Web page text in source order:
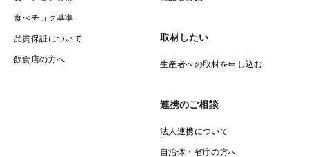
食べチョク基準
品質保証について
飲食店の方へ
取材したい
生産者への取材を申し込む
連携のご相談
法人連携について
自治体・省庁の方へ